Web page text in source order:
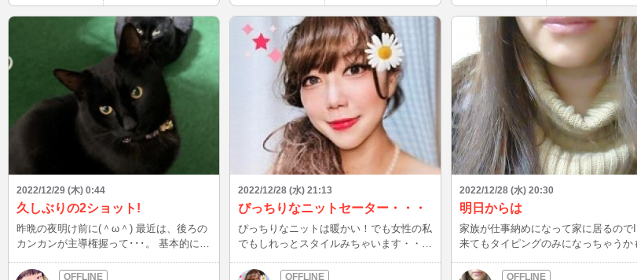
デオトイレの2つなんですが、追々デオト
イレだけにしようと･･･。 掃除、楽な方が
良いなぁ(^▽^;)
る範囲なら、少しケージから出そうかな
と。 このままケージ生活も退屈で、スト
レスだろうから。
もありがとうございました。こころか
謝いたします。。
2022/12/29 (木) 0:44
久しぶりの2ショット!
昨晩の夜明け前に(＾ω＾) 最近は、後ろの
カンカンが主導権握って･･･。 基本的に、
気を遣っている状態です(;^_^A 以前トント
2022/12/28 (水) 21:13
ぴっちりなニットセーター・・・
ぴっちりなニットは暖かい！でも女性の私
でもしれっとスタイルみちゃいます・・。
く着こなしてていいな。。劣等感をいちい
2022/12/28 (水) 20:30
明日からは
家族が仕事納めになって家に居るので
来てもタイピングのみになっちゃうか
日夕方にチャットした方とまた繋がれ